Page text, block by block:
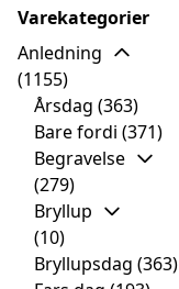
Varekategorier
Anledning
(1155)
Årsdag (363)
Bare fordi (371)
Begravelse
(279)
Bryllup
(10)
Bryllupsdag (363)